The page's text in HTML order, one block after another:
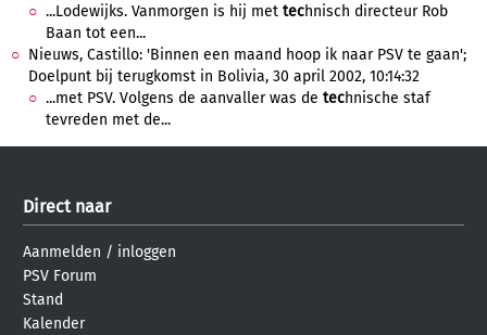
...Lodewijks. Vanmorgen is hij met technisch directeur Rob
Baan tot een...
Nieuws, Castillo: 'Binnen een maand hoop ik naar PSV te gaan';
Doelpunt bij terugkomst in Bolivia, 30 april 2002, 10:14:32
...met PSV. Volgens de aanvaller was de technische staf
tevreden met de...
Direct naar
Aanmelden / inloggen
PSV Forum
Stand
Kalender